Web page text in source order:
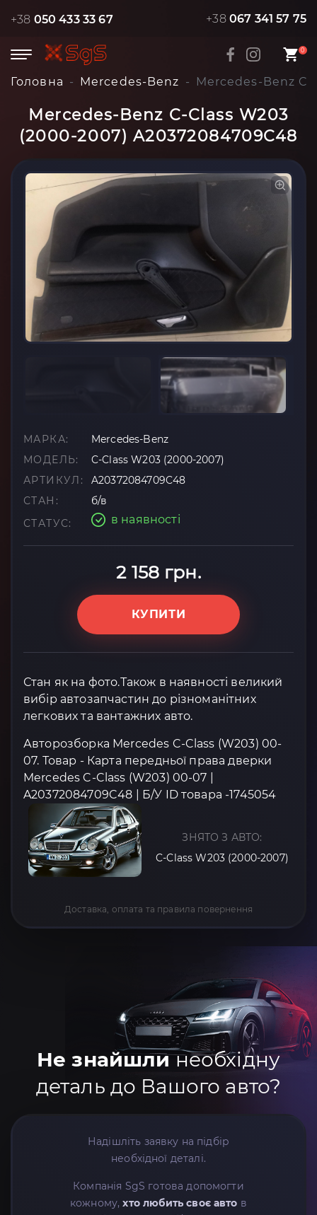
+38 050 433 33 67 +38 067 341 57 75
0
Головна Mercedes-Benz Mercedes-Benz
Mercedes-Benz C-Class W203
(2000-2007) A20372084709C48
МАРКА:
Mercedes-Benz
МОДЕЛЬ:
C-Class W203 (2000-2007)
АРТИКУЛ:
A20372084709C48
СТАН:
б/в
СТАТУС:
в наявності
2 158 грн.
КУПИТИ
Стан як на фото.Також в наявності великий
вибір автозапчастин до різноманітних
легкових та вантажних авто.
Авторозборка Mercedes C-Class (W203) 00-
07. Товар - Карта передньої права дверки
Mercedes C-Class (W203) 00-07 |
A20372084709C48 | Б/У ID товара -1745054
ЗНЯТО З АВТО:
C-Class W203 (2000-2007)
Доставка, оплата та правила повернення
Не знайшлинеобхідну
деталь до Вашого авто?
Надішліть заявку на підбір
необхідної деталі.
Компанія SgS готова допомогти
кожному,хто любить своє авто в